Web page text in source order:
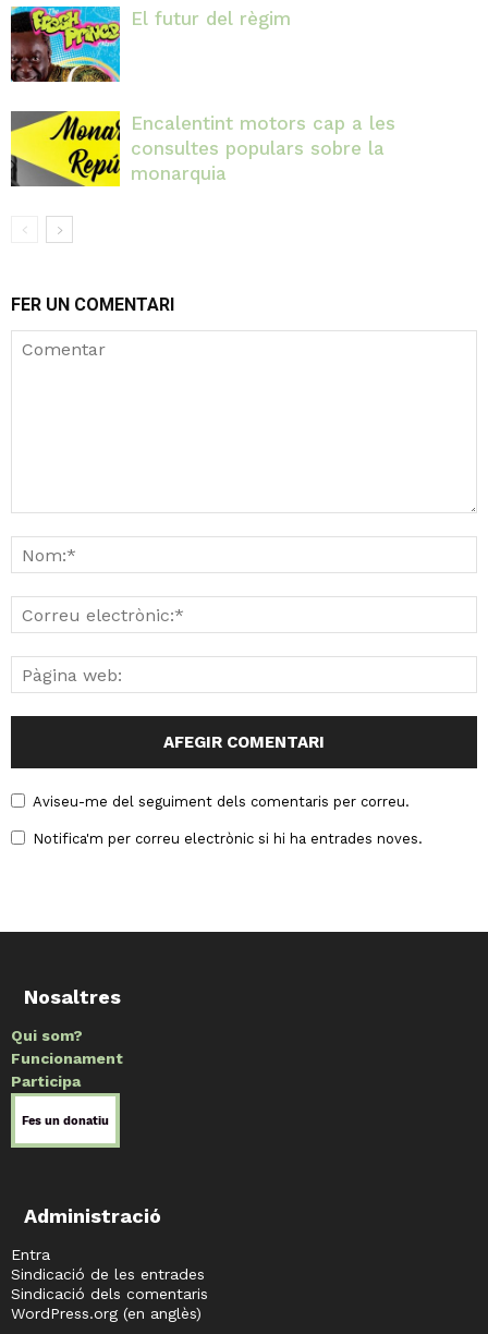
El futur del règim
Encalentint motors cap a les
consultes populars sobre la
monarquia
FER UN COMENTARI
Aviseu-me del seguiment dels comentaris per correu.
Notifica'm per correu electrònic si hi ha entrades noves.
Nosaltres
Qui som?
Funcionament
Participa
Administració
Entra
Sindicació de les entrades
Sindicació dels comentaris
WordPress.org (en anglès)